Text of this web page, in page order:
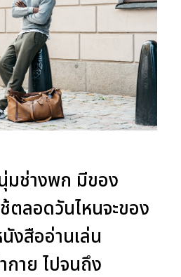
มช่างพก มีของ
ตลอดวันไหนจะของ
งสืออ่านเล่น
าย ไปจนถึง